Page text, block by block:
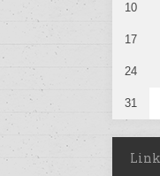
10
17
24
31